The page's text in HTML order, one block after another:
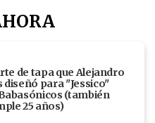
de tapa que Alejandro
diseñó para "Jessico"
(también
25 años)